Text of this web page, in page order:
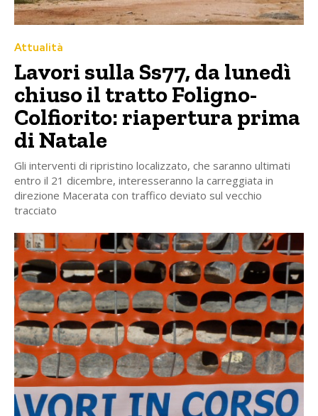
Attualità
Lavori sulla Ss77, da lunedì
chiuso il tratto Foligno-
Colfiorito: riapertura prima
di Natale
Gli interventi di ripristino localizzato, che saranno ultimati
entro il 21 dicembre, interesseranno la carreggiata in
direzione Macerata con traffico deviato sul vecchio
tracciato